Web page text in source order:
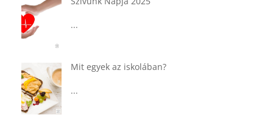
Tárkonyos csirkeragu leves